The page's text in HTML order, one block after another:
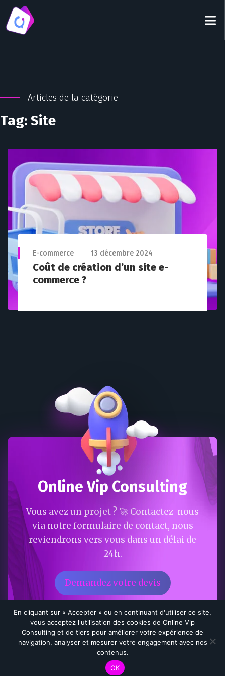
Articles de la catégorie
Tag: Site
E-commerce 13 décembre 2024
Coût de création d’un site e-
commerce ?
Online Vip Consulting
Vous avez un projet ? 🚀 Contactez-nous
via notre formulaire de contact, nous
reviendrons vers vous dans un délai de
24h.
Demandez votre devis
CRÉÉ PAR ONLINE VIP CONSULTING |
POLITIQUE DE
CONFIDENTIALITÉ
En cliquant sur « Accepter » ou en continuant d'utiliser ce site,
vous acceptez l'utilisation des cookies de Online Vip
Consulting et de tiers pour améliorer votre expérience de
navigation, analyser et mesurer votre engagement avec nos
contenus.
OK